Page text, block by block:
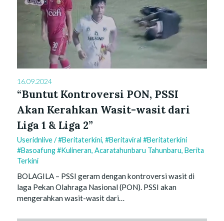
16.09.2024
“Buntut Kontroversi PON, PSSI
Akan Kerahkan Wasit-wasit dari
Liga 1 & Liga 2”
Useridnlive/#beritaterkini, #beritaviral #beritaterkini
#basoafung #kulineran, Acaratahunbaru Tahunbaru, Berita
Terkini
BOLAGILA – PSSI geram dengan kontroversi wasit di
laga Pekan Olahraga Nasional (PON). PSSI akan
mengerahkan wasit-wasit dari…